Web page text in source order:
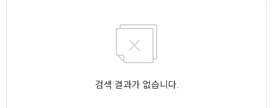
검색 결과가 없습니다.